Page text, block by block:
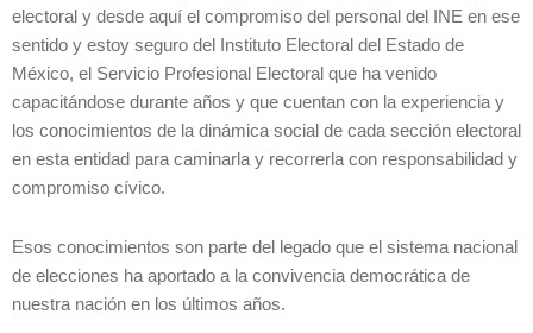
electoral y desde aquí el compromiso del personal del INE en ese
sentido y estoy seguro del Instituto Electoral del Estado de
México, el Servicio Profesional Electoral que ha venido
capacitándose durante años y que cuentan con la experiencia y
los conocimientos de la dinámica social de cada sección electoral
en esta entidad para caminarla y recorrerla con responsabilidad y
compromiso cívico.
Esos conocimientos son parte del legado que el sistema nacional
de elecciones ha aportado a la convivencia democrática de
nuestra nación en los últimos años.